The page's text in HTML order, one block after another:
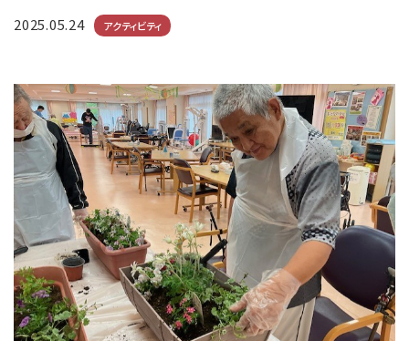
2025.05.24 アクティビティ